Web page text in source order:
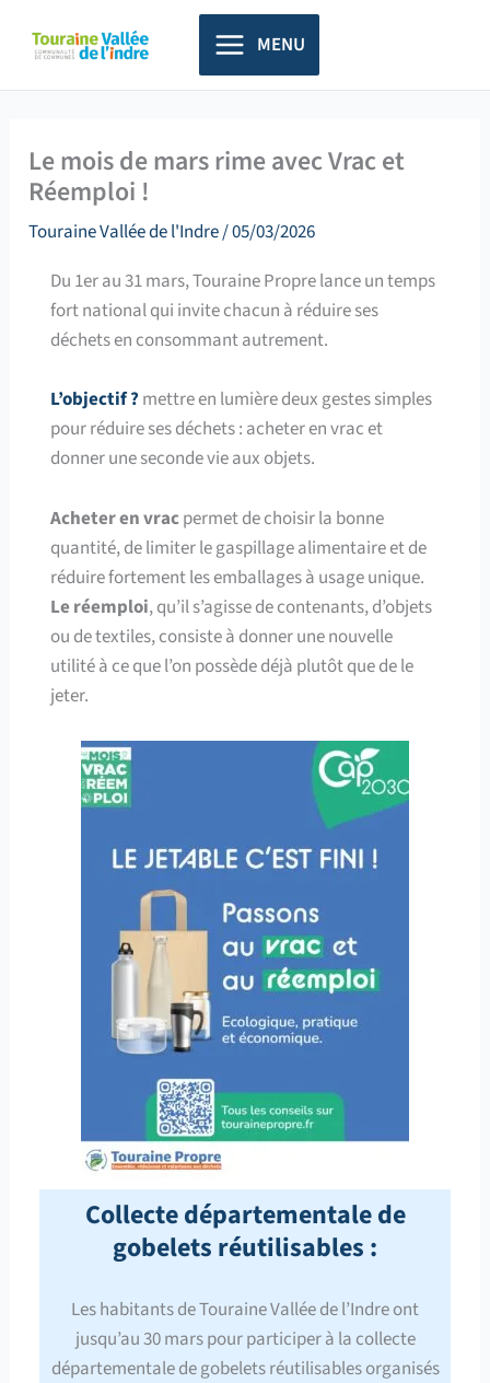
principal
MENU
Le mois de mars rime avec Vrac et
Réemploi !
Touraine Vallée de l'Indre/05/03/2026
Du 1er au 31 mars, Touraine Propre lance un temps
fort national qui invite chacun à réduire ses
déchets en consommant autrement.
L’objectif ? mettre en lumière deux gestes simples
pour réduire ses déchets : acheter en vrac et
donner une seconde vie aux objets.
Acheter en vracpermet de choisir la bonne
quantité, de limiter le gaspillage alimentaire et de
réduire fortement les emballages à usage unique.
Le réemploi, qu’il s’agisse de contenants, d’objets
ou de textiles, consiste à donner une nouvelle
utilité à ce que l’on possède déjà plutôt que de le
jeter.
Collecte départementale de
gobelets réutilisables :
Les habitants de Touraine Vallée de l’Indre ont
jusqu’au 30 mars pour participer à la collecte
départementale de gobelets réutilisables organisés